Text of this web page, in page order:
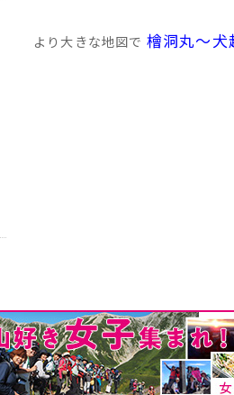
より大きな地図で 檜洞丸～犬